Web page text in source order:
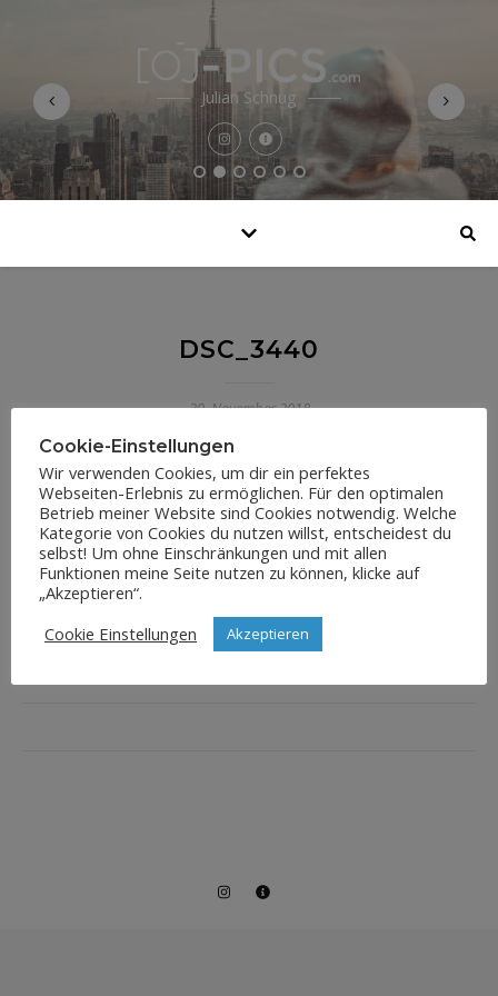
Julian Schnug
DSC_3440
29. November 2018
Cookie-Einstellungen
Wir verwenden Cookies, um dir ein perfektes
Webseiten-Erlebnis zu ermöglichen. Für den optimalen
Betrieb meiner Website sind Cookies notwendig. Welche
Kategorie von Cookies du nutzen willst, entscheidest du
selbst! Um ohne Einschränkungen und mit allen
Funktionen meine Seite nutzen zu können, klicke auf
„Akzeptieren“.
Cookie Einstellungen
Akzeptieren